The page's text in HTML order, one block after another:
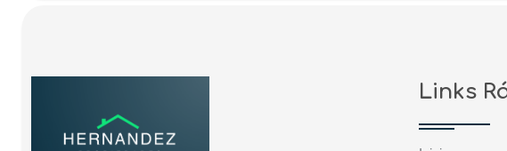
Links